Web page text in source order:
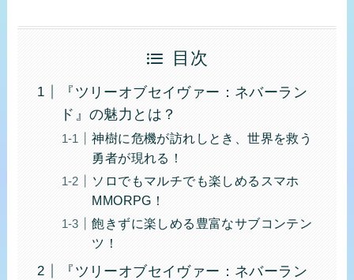
目次
『ツリーオブセイヴァー：ネバーラン
ド』の魅力とは？
神樹に危機が訪れしとき、世界を救う
勇者が現れる！
ソロでもマルチでも楽しめるスマホ
MMORPG！
飽きずに楽しめる豊富なサブコンテン
ツ！
『ツリーオブセイヴァー：ネバーラン